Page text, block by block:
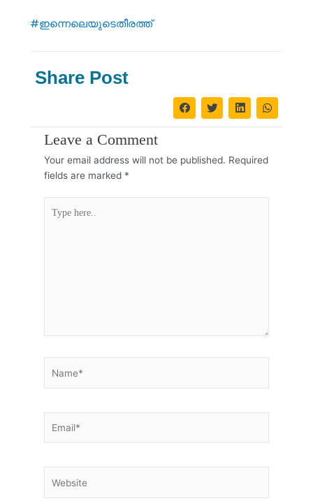
#ഇന്നെലെയുടെതീരത്ത്
Share Post
Leave a Comment
Your email address will not be published. Required
fields are marked *
here..